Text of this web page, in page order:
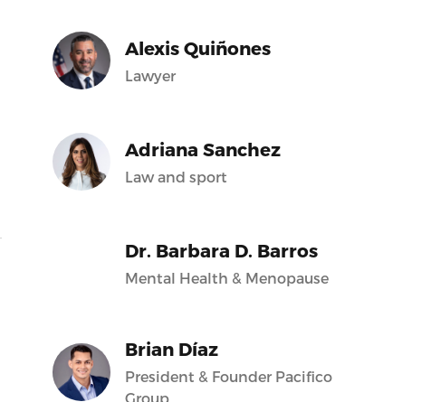
Alexis Quiñones
Lawyer
Adriana Sanchez
Law and sport
Dr. Barbara D. Barros
Mental Health & Menopause
Brian Díaz
President & Founder Pacifico
Group